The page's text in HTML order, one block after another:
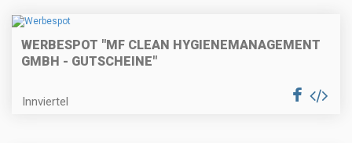
WERBESPOT "MF CLEAN HYGIENEMANAGEMENT
GMBH - GUTSCHEINE"
Innviertel